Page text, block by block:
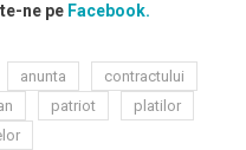
ne peFacebook.
anunta
contractului
patriot
platilor